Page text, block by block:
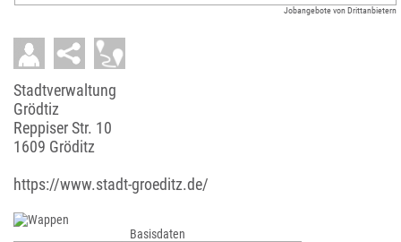
Jobangebote von Drittanbietern
Stadtverwaltung
Grödtiz
Reppiser Str. 10
1609 Gröditz
https://www.stadt-groeditz.de/
Basisdaten